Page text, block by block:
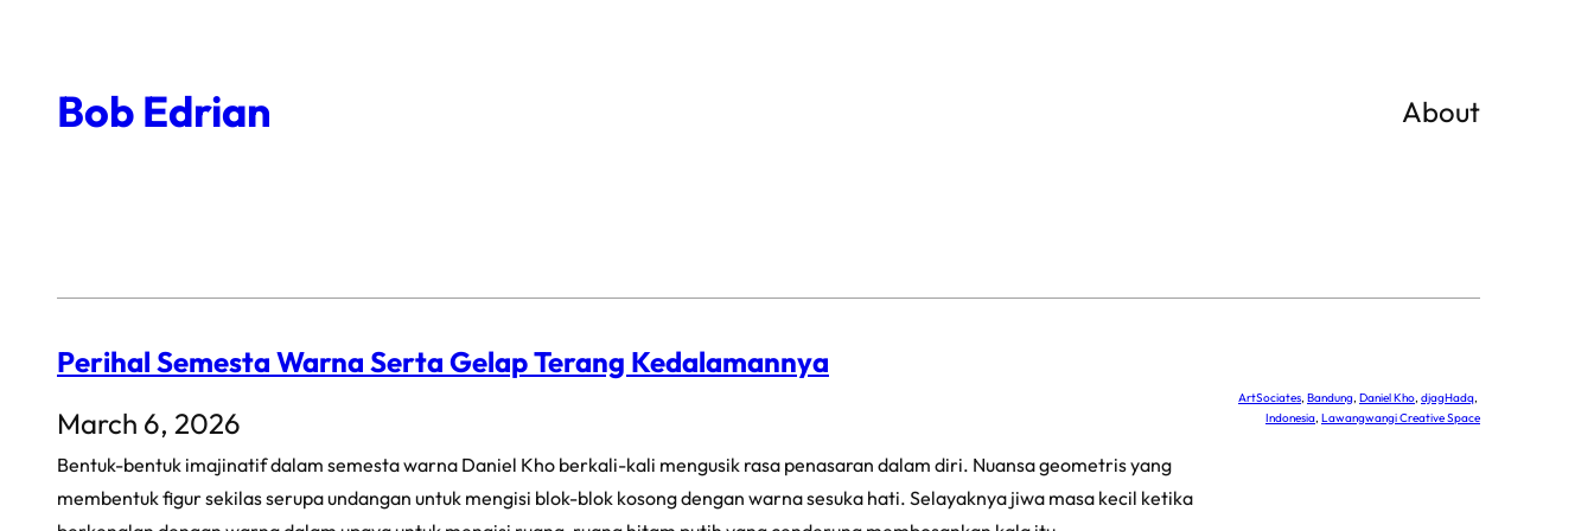
content
Bob Edrian About
Perihal Semesta Warna Serta Gelap Terang Kedalamannya
March 6, 2026
Bentuk-bentuk imajinatif dalam semesta warna Daniel Kho berkali-kali mengusik rasa penasaran dalam diri. Nuansa geometris yang
membentuk figur sekilas serupa undangan untuk mengisi blok-blok kosong dengan warna sesuka hati. Selayaknya jiwa masa kecil ketika
ArtSociates, Bandung, Daniel Kho, djagHadq
Indonesia, Lawangwangi Creative Space